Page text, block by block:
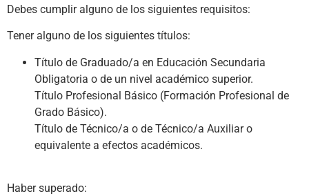
Debes cumplir alguno de los siguientes requisitos:
Tener alguno de los siguientes títulos:
Título de Graduado/a en Educación Secundaria
Obligatoria o de un nivel académico superior.
Título Profesional Básico (Formación Profesional de
Grado Básico).
Título de Técnico/a o de Técnico/a Auxiliar o
equivalente a efectos académicos.
Haber superado: